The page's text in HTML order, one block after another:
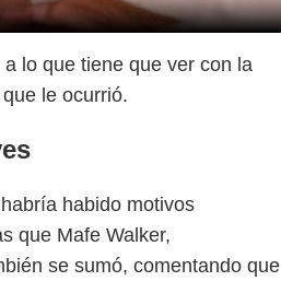
lo que tiene que ver con la
le ocurrió.
habido motivos
que Mafe Walker,
se sumó, comentando que